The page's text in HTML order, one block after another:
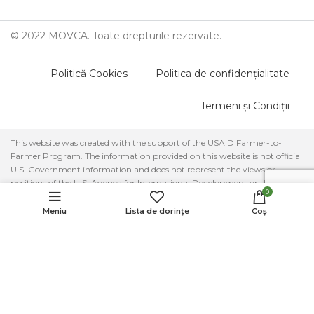
© 2022 MOVCA. Toate drepturile rezervate.
Politică Cookies Politica de confidențialitate
Termeni și Condiții
This website was created with the support of the USAID Farmer-to-
Farmer Program. The information provided on this website is not official
U.S. Government information and does not represent the views or
positions of the U.S. Agency for International Development or the U.S.
Government.
Aromă naturală
din lavandă
pentru mașină
25.00 ADD TO
Meniu Lista de dorințe
0
Coș